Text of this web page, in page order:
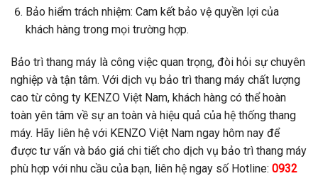
Bảo hiểm trách nhiệm: Cam kết bảo vệ quyền lợi của
khách hàng trong mọi trường hợp.
Bảo trì thang máy là công việc quan trọng, đòi hỏi sự chuyên
nghiệp và tận tâm. Với dịch vụ bảo trì thang máy chất lượng
cao từ công ty KENZO Việt Nam, khách hàng có thể hoàn
toàn yên tâm về sự an toàn và hiệu quả của hệ thống thang
máy. Hãy liên hệ với KENZO Việt Nam ngay hôm nay để
được tư vấn và báo giá chi tiết cho dịch vụ bảo trì thang máy
phù hợp với nhu cầu của bạn, liên hệ ngay số Hotline: 0932